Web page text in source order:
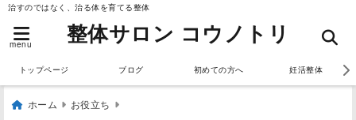
治すのではなく、治る体を育てる整体
menu 整体サロン コウノトリ
トップページ ブログ 初めての方へ 妊活整体
ホーム お役立ち